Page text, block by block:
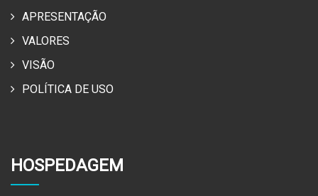
APRESENTAÇÃO
VALORES
VISÃO
POLÍTICA DE USO
HOSPEDAGEM